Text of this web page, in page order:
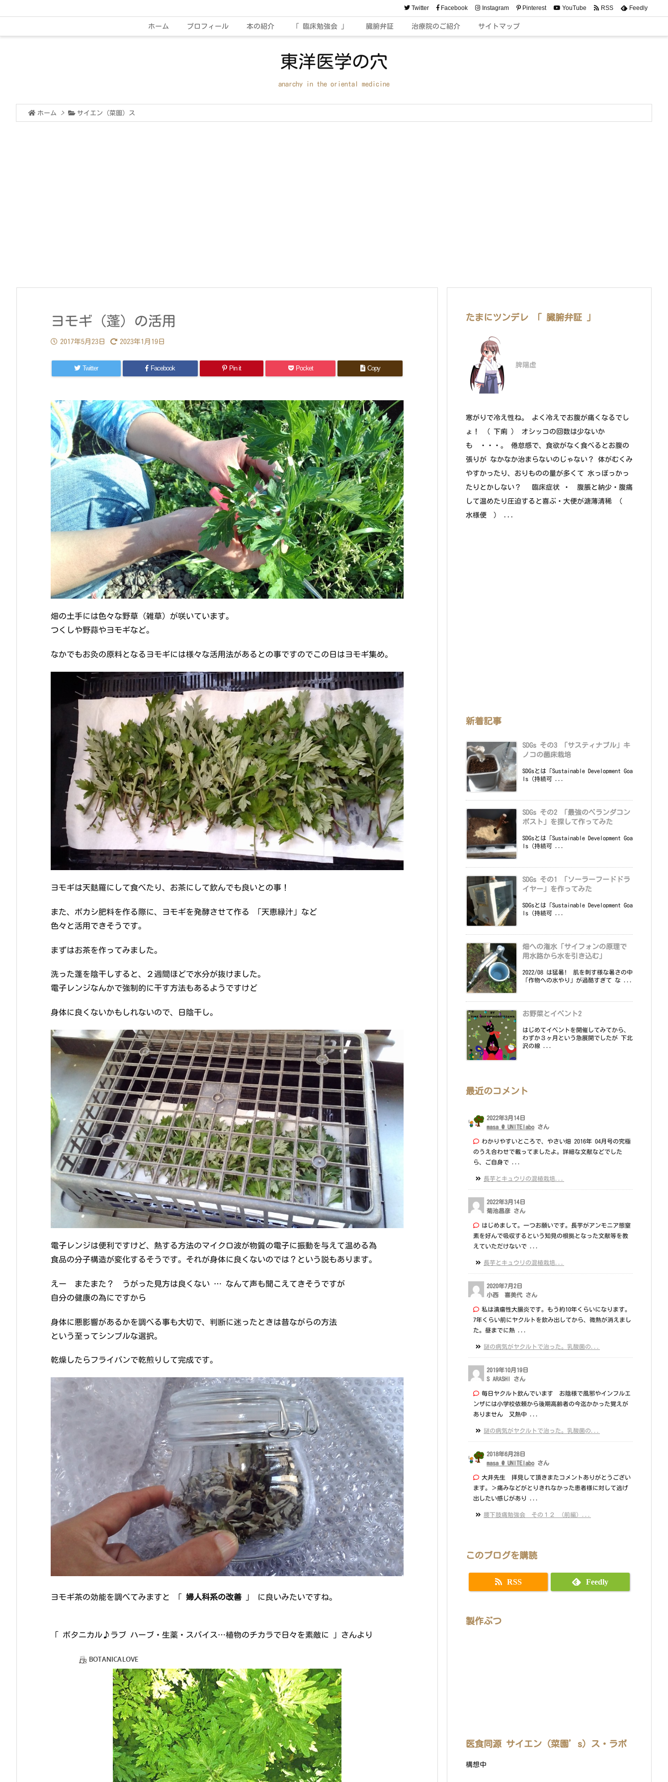
ホーム プロフィール 本の紹介 「 臨床勉強会 」 臓腑弁証 治療院のご紹介 サイトマップ
Twitter Facebook Instagram Pinterest YouTube RSS Feedly
東洋医学の穴
anarchy in the oriental medicine
ホーム > サイエン（菜園）ス
ヨモギ（蓬）の活用
2017年5月23日 2023年1月19日
Twitter Facebook Pin it Pocket Copy
畑の土手には色々な野草（雑草）が咲いています。
つくしや野蒜やヨモギなど。
なかでもお灸の原料となるヨモギには様々な活用法があるとの事ですのでこの日はヨモギ集め。
ヨモギは天麩羅にして食べたり、お茶にして飲んでも良いとの事！
また、ボカシ肥料を作る際に、ヨモギを発酵させて作る 「天恵緑汁」など
色々と活用できそうです。
まずはお茶を作ってみました。
洗った蓬を陰干しすると、２週間ほどで水分が抜けました。
電子レンジなんかで強制的に干す方法もあるようですけど
身体に良くないかもしれないので、日陰干し。
電子レンジは便利ですけど、熱する方法のマイクロ波が物質の電子に振動を与えて温める為
食品の分子構造が変化するそうです。それが身体に良くないのでは？という説もあります。
えー またまた？ うがった見方は良くない … なんて声も聞こえてきそうですが
自分の健康の為にですから
身体に悪影響があるかを調べる事も大切で、判断に迷ったときは昔ながらの方法
という至ってシンプルな選択。
乾燥したらフライパンで乾煎りして完成です。
ヨモギ茶の効能を調べてみますと 「 婦人科系の改善 」 に良いみたいですね。
「 ボタニカル♪ラブ ハーブ・生薬・スパイス…植物のチカラで日々を素敵に 」さんより
たまにツンデレ 「 臓腑弁証 」
脾陽虚
寒がりで冷え性ね。 よく冷えでお腹が痛くなるでし
ょ！ （ 下痢 ） オシッコの回数は少ないか
も ・・・。 倦怠感で、食欲がなく食べるとお腹の
張りが なかなか治まらないのじゃない？ 体がむくみ
やすかったり、おりものの量が多くて 水っぽっかっ
たりとかしない？ 臨床症状 ・ 腹脹と納少・腹痛
して温めたり圧迫すると喜ぶ・大便が溏薄清稀 （
水様便 ） ...
新着記事
SDGs その3 「サスティナブル」キ
ノコの菌床栽培
SDGsとは「Sustainable Development Goa
ls（持続可 ...
SDGs その2 「最強のベランダコン
ポスト」を探して作ってみた
SDGsとは「Sustainable Development Goa
ls（持続可 ...
SDGs その1 「ソーラーフードドラ
イヤー」を作ってみた
SDGsとは「Sustainable Development Goa
ls（持続可 ...
畑への潅水「サイフォンの原理で
用水路から水を引き込む」
2022/08 は猛暑! 肌を刺す様な暑さの中
「作物への水やり」が過酷すぎて な ...
お野菜とイベント2
はじめてイベントを開催してみてから、
わずか３ヶ月という急展開でしたが 下北
沢の線 ...
最近のコメント
2022年3月14日
masa @ UNITElabo さん
わかりやすいところで、やさい畑 2016年 04月号の究極
のうえ合わせで載ってましたよ。詳細な文献などでした
ら、ご自身で ...
長芋とキュウリの混植栽培...
2022年3月14日
菊池昌彦 さん
はじめまして。一つお願いです。長芋がアンモニア態窒
素を好んで吸収するという知見の根拠となった文献等を教
えていただけないで ...
長芋とキュウリの混植栽培...
2020年7月2日
小西 喜美代 さん
私は潰瘍性大腸炎です。もう約10年くらいになります。
7年くらい前にヤクルトを飲み出してから、微熱が消えまし
た。昼までに熱 ...
謎の病気がヤクルトで治った。乳酸菌の...
2019年10月19日
S ARASHI さん
毎日ヤクルト飲んでいます お陰様で風邪やインフルエ
ンザには小学校依頼から後期高齢者の今迄かかった覚えが
ありません 又熱中 ...
謎の病気がヤクルトで治った。乳酸菌の...
2018年6月28日
masa @ UNITElabo さん
大井先生 拝見して頂きまたコメントありがとうござい
ます。＞痛みなどがとりきれなかった患者様に対して逃げ
出したい感じがあり ...
腰下肢痛勉強会 その１２ （前編）...
このブログを購読
RSS Feedly
製作ぶつ
医食同源 サイエン（菜園’s）ス・ラボ
構想中